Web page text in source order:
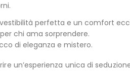
perfetta e un comfort
chi ama sorprendere.
di eleganza e mistero.
unica di